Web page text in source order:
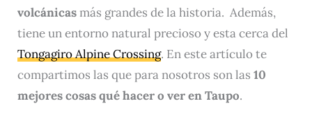
volcánicasmás grandes de la historia. Además,
tiene un entorno natural precioso y esta cerca del
Tongagiro Alpine Crossing. En este artículo te
compartimos las que para nosotros son las 10
mejores cosas qué hacer o ver en Taupo.